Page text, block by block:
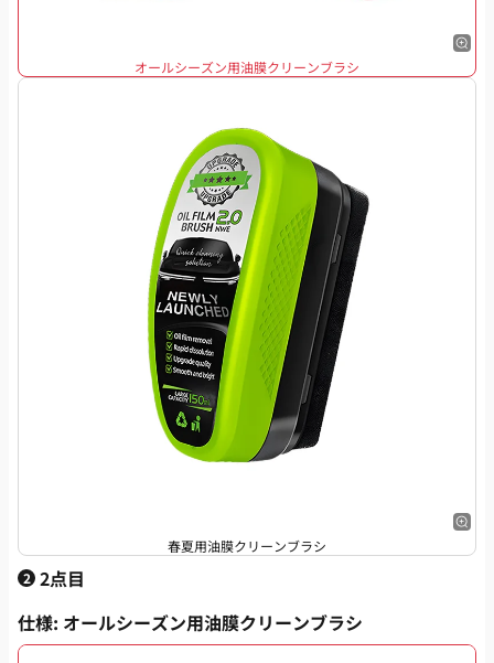
オールシーズン用油膜クリーンブラシ
春夏用油膜クリーンブラシ
2 2点目
仕様: オールシーズン用油膜クリーンブラシ